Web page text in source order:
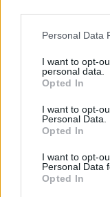
Please note that
not limited to your
grant or deny
use your data for
consent section.
Personal Data
I want to opt-
personal data.
Opted In
I want to opt-
Personal Data.
Opted In
I want to opt-
Personal Data
Opted In
továbbra is
melyekből az
nézhetjük meg
MOLIÈRE – the
Radnóti és Petri-
Az őszi műsorból
jegyek is